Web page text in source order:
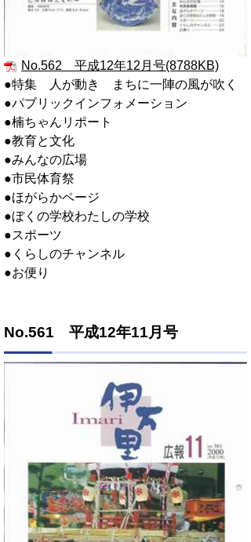
No.562 平成12年12月号(8788KB)
●特集 人が動き まちに一陣の風が吹く
●パブリックインフォメーション
●楠ちゃんリポート
●教育と文化
●みんなの広場
●市民体育祭
●ほがらかページ
●ぼくの学校わたしの学校
●スポーツ
●くらしのチャンネル
●お便り
No.561 平成12年11月号